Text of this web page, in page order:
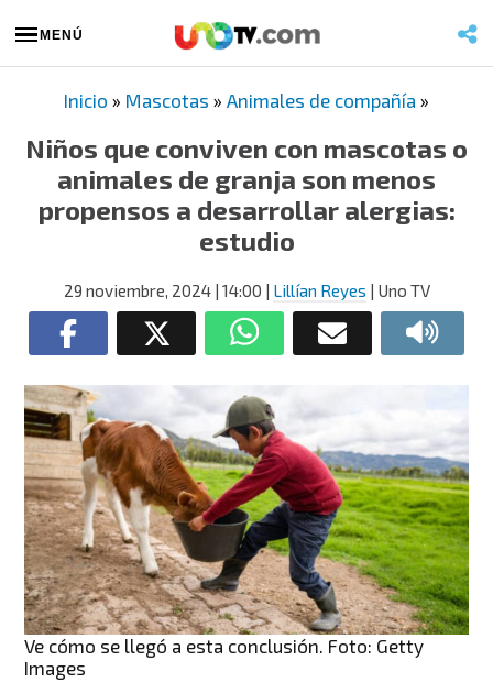
MENÚ
Inicio » Mascotas » Animales de compañía »
Niños que conviven con mascotas o
animales de granja son menos
propensos a desarrollar alergias:
estudio
29 noviembre, 2024| 14:00 | Lillían Reyes | Uno TV
Ve cómo se llegó a esta conclusión. Foto: Getty
Images